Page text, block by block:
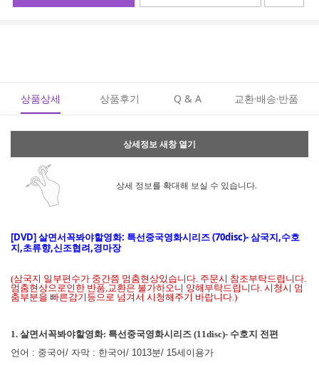
상품상세 상품후기 Q & A 교환·배송·반품
상세정보 새창 열기
상세 정보를 확대해 보실 수 있습니다.
[DVD]살면서꼭봐야할영화: 특선중국영화시리즈 (70disc)- 삼국지,수호
지,초류향,신조협려,경마장
(삼국지 일부편수가 중간쯤 멈춤현상있습니다. 주문시 참조부탁드립니다.
멈춤현상으로인한 반품,교환은 불가하오니 양해부탁드립니다. 시청시 멈
춤부분을 빠른감기등으로 넘겨서 시청해주기 바랍니다.)
1. 살면서꼭봐야할영화: 특선중국영화시리즈 (11disc)- 수호지 전편
언어 : 중국어/ 자막 : 한국어/ 1013분/ 15세이용가